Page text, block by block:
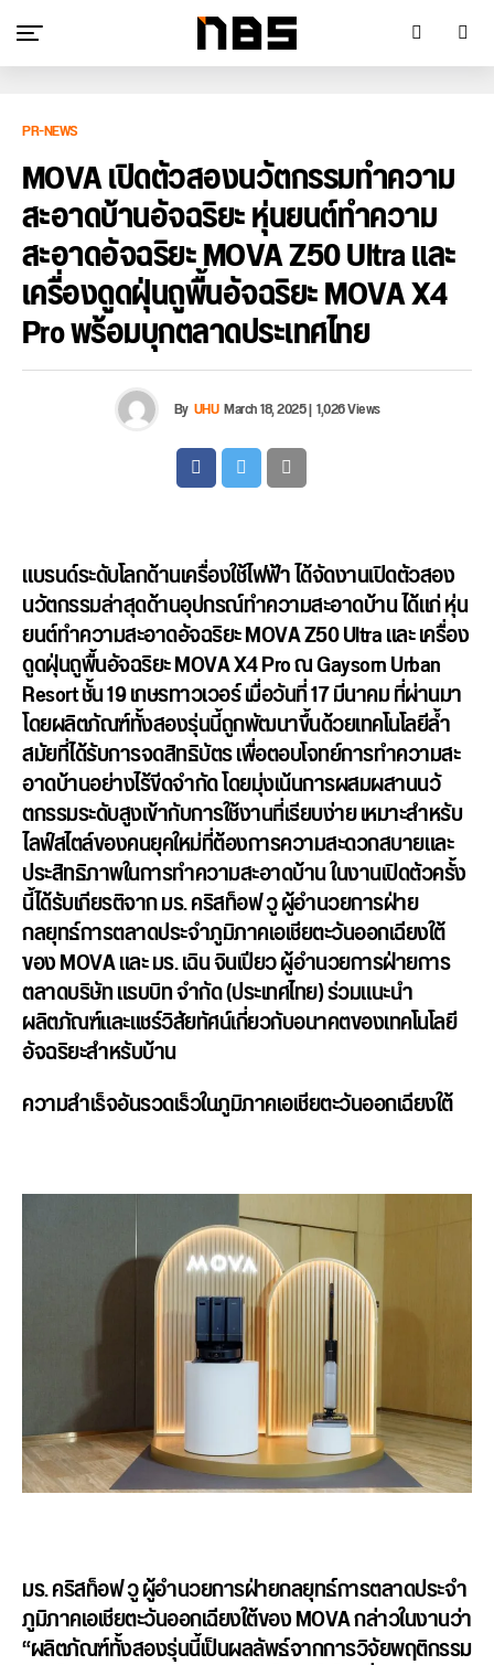
PR-NEWS
MOVA เปิดตัวสองนวัตกรรมทำความ
สะอาดบ้านอัจฉริยะ หุ่นยนต์ทำความ
สะอาดอัจฉริยะ MOVA Z50 Ultra และ
เครื่องดูดฝุ่นถูพื้นอัจฉริยะ MOVA X4
Pro พร้อมบุกตลาดประเทศไทย
By UHUMarch 18, 2025|1,026 Views
แบรนด์ระดับโลกด้านเครื่องใช้ไฟฟ้า ได้จัดงานเปิดตัวสอง
นวัตกรรมล่าสุดด้านอุปกรณ์ทำความสะอาดบ้าน ได้แก่หุ่น
ยนต์ทำความสะอาดอัจฉริยะ MOVA Z50 Ultra และ เครื่อง
ดูดฝุ่นถูพื้นอัจฉริยะ MOVA X4 Proณ Gaysorn Urban
Resort ชั้น 19 เกษรทาวเวอร์ เมื่อวันที่ 17 มีนาคม ที่ผ่านมา
โดยผลิตภัณฑ์ทั้งสองรุ่นนี้ถูกพัฒนาขึ้นด้วยเทคโนโลยีล้ำ
สมัยที่ได้รับการจดสิทธิบัตร เพื่อตอบโจทย์การทำความสะ
อาดบ้านอย่างไร้ขีดจำกัด โดยมุ่งเน้นการผสมผสานนวั
ตกรรมระดับสูงเข้ากับการใช้งานที่เรียบง่าย เหมาะสำหรับ
ไลฟ์สไตล์ของคนยุคใหม่ที่ต้องการความสะดวกสบายและ
ประสิทธิภาพในการทำความสะอาดบ้าน ในงานเปิดตัวครั้ง
นี้ได้รับเกียรติจากมร. คริสท็อฟ วู ผู้อำนวยการฝ่าย
กลยุทธ์การตลาดประจำภูมิภาคเอเชียตะวันออกเฉียงใต้
ของ MOVAและมร. เฉิน จินเปียว ผู้อำนวยการฝ่ายการ
ตลาดบริษัท แรบบิท จำกัด (ประเทศไทย)ร่วมแนะนำ
ผลิตภัณฑ์และแชร์วิสัยทัศน์เกี่ยวกับอนาคตของเทคโนโลยี
อัจฉริยะสำหรับบ้าน
ความสำเร็จอันรวดเร็วในภูมิภาคเอเชียตะวันออกเฉียงใต้
มร. คริสท็อฟ วู ผู้อำนวยการฝ่ายกลยุทธ์การตลาดประจำ
ภูมิภาคเอเชียตะวันออกเฉียงใต้ของ MOVAกล่าวในงานว่า
“ผลิตภัณฑ์ทั้งสองรุ่นนี้เป็นผลลัพธ์จากการวิจัยพฤติกรรม